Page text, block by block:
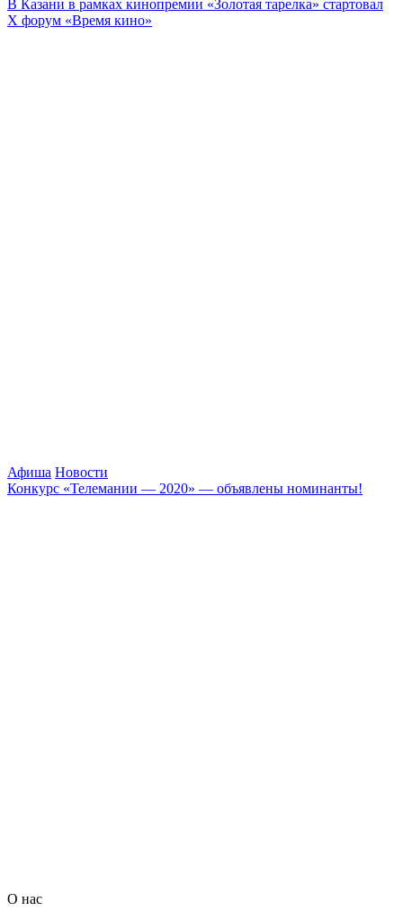
В Казани в рамках кинопремии «Золотая тарелка» стартовал
X форум «Время кино»
Афиша Новости
Конкурс «Телемании — 2020» — объявлены номинанты!
О нас